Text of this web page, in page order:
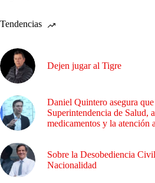
Tendencias
Dejen jugar al Tigre
Daniel Quintero asegura
Superintendencia de Salud,
medicamentos y la atención
Sobre la Desobediencia
Nacionalidad